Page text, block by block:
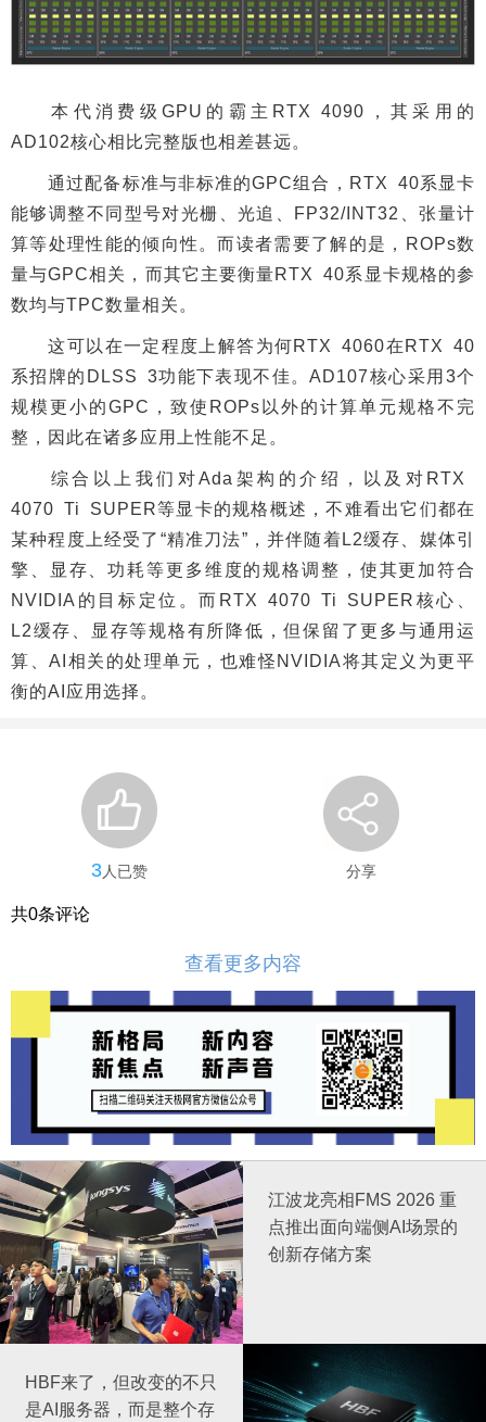
本代消费级GPU的霸主RTX 4090，其采用的
AD102核心相比完整版也相差甚远。
通过配备标准与非标准的GPC组合，RTX 40系显卡
能够调整不同型号对光栅、光追、FP32/INT32、张量计
算等处理性能的倾向性。而读者需要了解的是，ROPs数
量与GPC相关，而其它主要衡量RTX 40系显卡规格的参
数均与TPC数量相关。
这可以在一定程度上解答为何RTX 4060在RTX 40
系招牌的DLSS 3功能下表现不佳。AD107核心采用3个
规模更小的GPC，致使ROPs以外的计算单元规格不完
整，因此在诸多应用上性能不足。
综合以上我们对Ada架构的介绍，以及对RTX
4070 Ti SUPER等显卡的规格概述，不难看出它们都在
某种程度上经受了“精准刀法”，并伴随着L2缓存、媒体引
擎、显存、功耗等更多维度的规格调整，使其更加符合
NVIDIA的目标定位。而RTX 4070 Ti SUPER核心、
L2缓存、显存等规格有所降低，但保留了更多与通用运
算、AI相关的处理单元，也难怪NVIDIA将其定义为更平
衡的AI应用选择。
3人已赞 分享
共0条评论
查看更多内容
江波龙亮相FMS 2026 重
点推出面向端侧AI场景的
创新存储方案
HBF来了，但改变的不只
是AI服务器，而是整个存